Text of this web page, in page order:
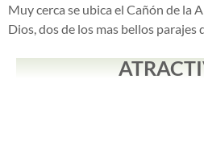
Muy cerca se ubica el Cañón de la
Dios, dos de los mas bellos parajes